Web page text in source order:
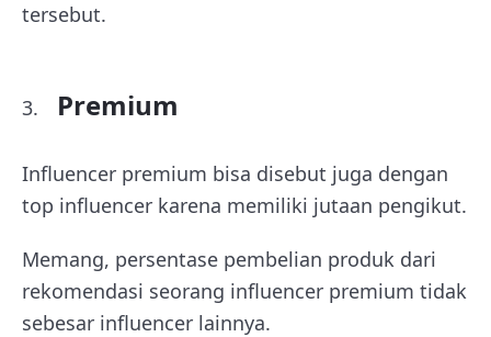
tersebut.
Premium
Influencer premium bisa disebut juga dengan
top influencer karena memiliki jutaan pengikut.
Memang, persentase pembelian produk dari
rekomendasi seorang influencer premium tidak
sebesar influencer lainnya.